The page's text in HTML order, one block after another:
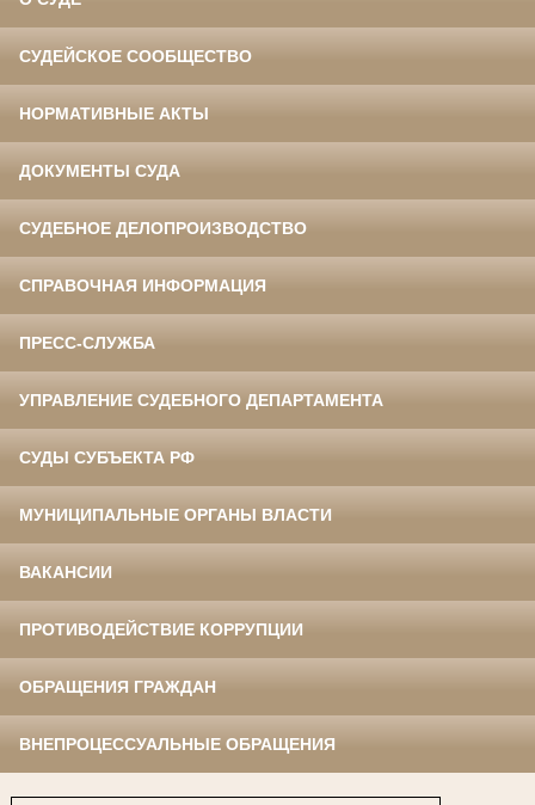
СУДЕЙСКОЕ СООБЩЕСТВО
НОРМАТИВНЫЕ АКТЫ
ДОКУМЕНТЫ СУДА
СУДЕБНОЕ ДЕЛОПРОИЗВОДСТВО
СПРАВОЧНАЯ ИНФОРМАЦИЯ
ПРЕСС-СЛУЖБА
УПРАВЛЕНИЕ СУДЕБНОГО ДЕПАРТАМЕНТА
СУДЫ СУБЪЕКТА РФ
МУНИЦИПАЛЬНЫЕ ОРГАНЫ ВЛАСТИ
ВАКАНСИИ
ПРОТИВОДЕЙСТВИЕ КОРРУПЦИИ
ОБРАЩЕНИЯ ГРАЖДАН
ВНЕПРОЦЕССУАЛЬНЫЕ ОБРАЩЕНИЯ